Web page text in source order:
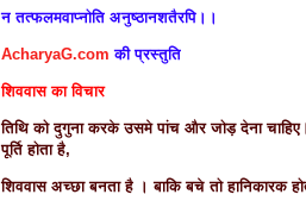
न तत्फलमवाप्नोति अनुष्ठानशतैरपि।।
AcharyaG.com की प्रस्तुति
शिववास का विचार
तिथि को दुगुना करके उसमे पांच और जोड़ देना
पूर्ति होता है,
शिववास अच्छा बनता है । बाकि बचे तो हानिकारक